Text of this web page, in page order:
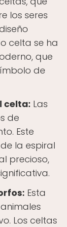
los seres
celta se ha
que
de
celta: Las
de
Este
la espiral
precioso,
Esta
Los celtas